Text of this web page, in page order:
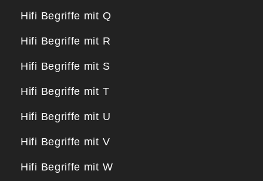
Hifi Begriffe mit Q
Hifi Begriffe mit R
Hifi Begriffe mit S
Hifi Begriffe mit T
Hifi Begriffe mit U
Hifi Begriffe mit V
Hifi Begriffe mit W